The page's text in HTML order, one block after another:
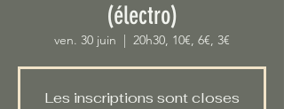
(électro)
ven. 30 juin 20h30, 10€, 6€, 3€
Les inscriptions sont closes